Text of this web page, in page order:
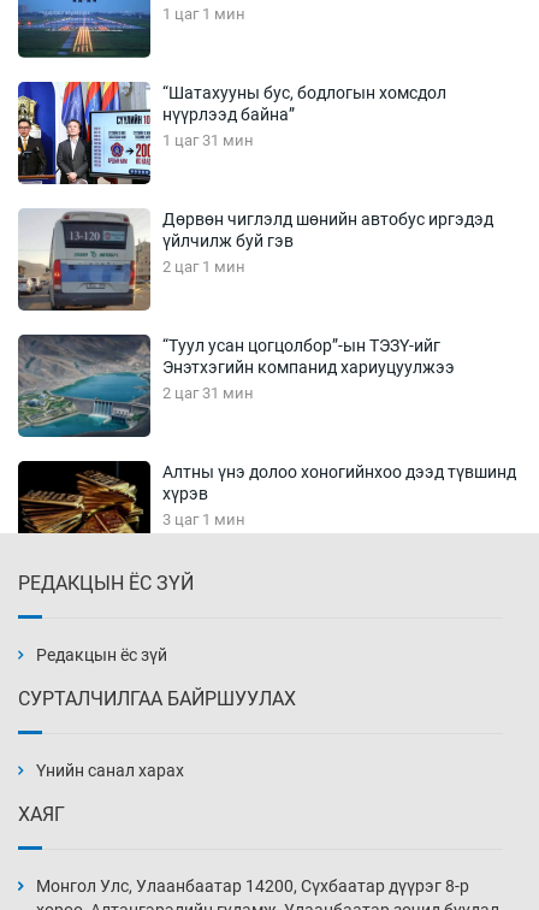
1 цаг 1 мин
“Шатахууны бус, бодлогын хомсдол
нүүрлээд байна”
1 цаг 31 мин
Дөрвөн чиглэлд шөнийн автобус иргэдэд
үйлчилж буй гэв
2 цаг 1 мин
“Туул усан цогцолбор”-ын ТЭЗҮ-ийг
Энэтхэгийн компанид хариуцуулжээ
2 цаг 31 мин
Алтны үнэ долоо хоногийнхоо дээд түвшинд
хүрэв
3 цаг 1 мин
3 цаг 31 мин
4 цаг 1 мин
4 цаг 31 мин
РЕДАКЦЫН ЁС ЗҮЙ
Редакцын ёс зүй
СУРТАЛЧИЛГАА БАЙРШУУЛАХ
Үнийн санал харах
ХАЯГ
Монгол Улс, Улаанбаатар 14200, Сүхбаатар дүүрэг 8-р